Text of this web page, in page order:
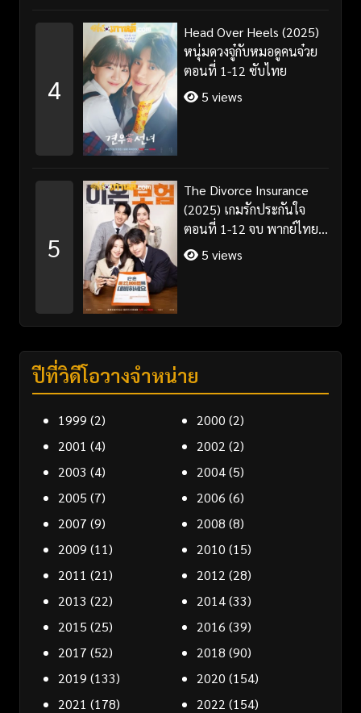
4
Head Over Heels (2025)
หนุ่มดวงจู๋กับหมอดูคนจ๋วย
ตอนที่ 1-12 ซับไทย
5 views
5
The Divorce Insurance
(2025) เกมรักประกันใจ
ตอนที่ 1-12 จบ พากย์ไทย
ซับไทย
5 views
ปีที่วิดีโอวางจำหน่าย
1999 (2) 2000 (2)
2001 (4) 2002 (2)
2003 (4) 2004(5)
2005 (7) 2006 (6)
2007 (9) 2008 (8)
2009 (11) 2010 (15)
2011 (21) 2012 (28)
2013 (22) 2014(33)
2015 (25) 2016 (39)
2017 (52) 2018 (90)
2019 (133) 2020 (154)
2021 (178) 2022 (154)